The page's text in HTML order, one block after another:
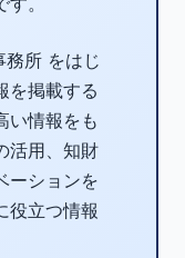
所 をはじ
を掲載する
い情報をも
活用、知財
ーションを
役立つ情報